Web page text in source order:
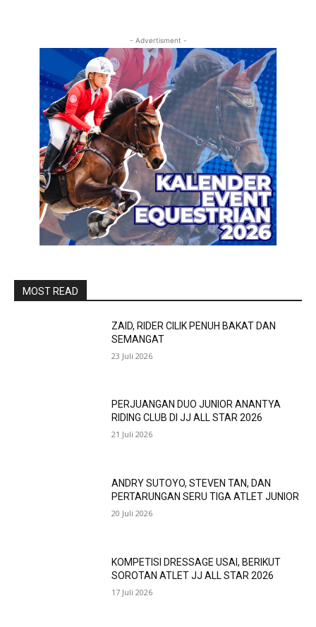
- Advertisment -
MOST READ
ZAID, RIDER CILIK PENUH BAKAT DAN
SEMANGAT
23 Juli 2026
PERJUANGAN DUO JUNIOR ANANTYA
RIDING CLUB DI JJ ALL STAR 2026
21 Juli 2026
ANDRY SUTOYO, STEVEN TAN, DAN
PERTARUNGAN SERU TIGA ATLET JUNIOR
20 Juli 2026
KOMPETISI DRESSAGE USAI, BERIKUT
SOROTAN ATLET JJ ALL STAR 2026
17 Juli 2026